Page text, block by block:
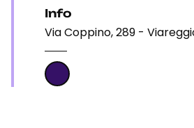
Info
Via Coppino, 289 -